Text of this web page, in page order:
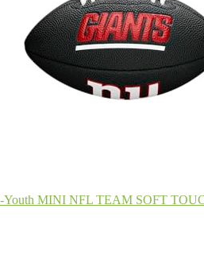
Youth MINI NFL TEAM SOFT